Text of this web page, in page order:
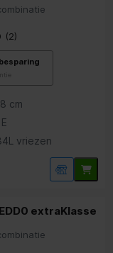
(2)
cm
vriezen
extraKlasse